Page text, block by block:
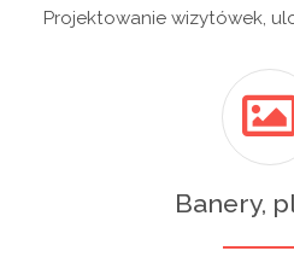
Projektowanie wizytówek,
Banery,